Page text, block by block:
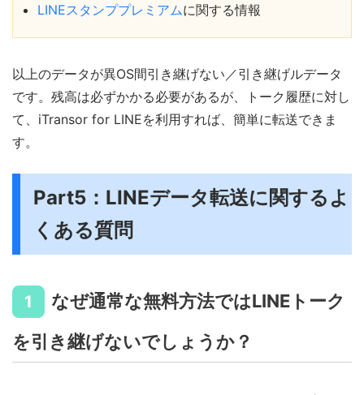
LINEスタンププレミアムに関する情報
以上のデータが異OS間引き継げない／引き継げルデータ
です。残高は必ずかかる必要があるが、トーク履歴に対し
て、iTransor for LINEを利用すれば、簡単に転送できま
す。
Part5：LINEデータ転送に関するよ
くある質問
1
なぜ通常な無料方法ではLINEトーク
を引き継げないでしょうか？